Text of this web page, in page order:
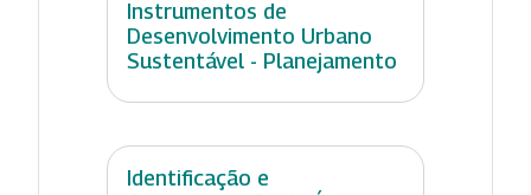
Instrumentos de
Desenvolvimento Urbano
Sustentável - Planejamento
Identificação e